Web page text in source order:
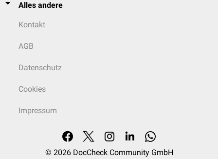
Alles andere
Kontakt
AGB
Datenschutz
Cookies
Impressum
© 2026 DocCheck Community GmbH